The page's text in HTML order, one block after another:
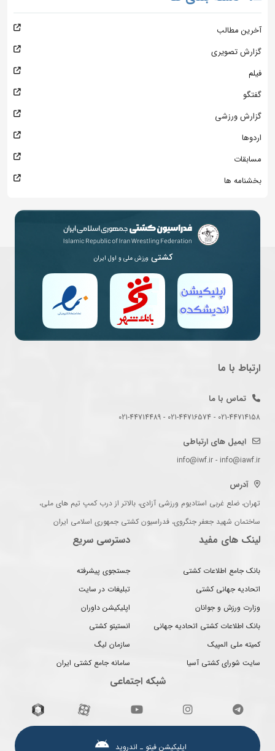
آخرین مطالب
گزارش تصویری
فیلم
گفتگو
گزارش ورزشی
اردوها
مسابقات
بخشنامه ها
کشتی ورزش ملی و اول ایران
ارتباط با ما
تماس با ما
021-44714158 - 021-44716574 - 021-44714489
ایمیل های ارتباطی
info@iwf.ir - info@iawf.ir
آدرس
تهران، ضلع غربی استادیوم ورزشی آزادی، بالاتر از درب کمپ تیم های ملی،
ساختمان شهید جعفر جنگروی، فدراسیون کشتی جمهوری اسلامی ایران
لینک های مفید
بانک جامع اطلاعات کشتی
اتحادیه جهانی کشتی
وزارت ورزش و جوانان
بانک اطلاعات کشتی اتحادیه جهانی
کمیته ملی المپیک
سایت شورای کشتی آسیا
دسترسی سریع
جستجوی پیشرفته
تبلیغات در سایت
اپلیکیشن داوران
انستیتو کشتی
سازمان لیگ
سامانه جامع کشتی ایران
شبکه اجتماعی
اپلیکیشن فیتو ـ اندروید